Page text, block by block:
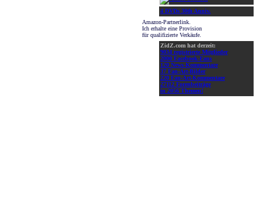
4 DVDs 30th Anniv.
Amazon-Partnerlink.
Ich erhalte eine Provision
für qualifizierte Verkäufe.
ZidZ.com hat derzeit:
9034 registrierte Mitglieder
2000 Facebook-Fans
120 News-Kommentare
37 Fan-Art-Bilder
220 Fan-Art-Kommentare
27112 Forenbeiträge
in 2056 Themen!